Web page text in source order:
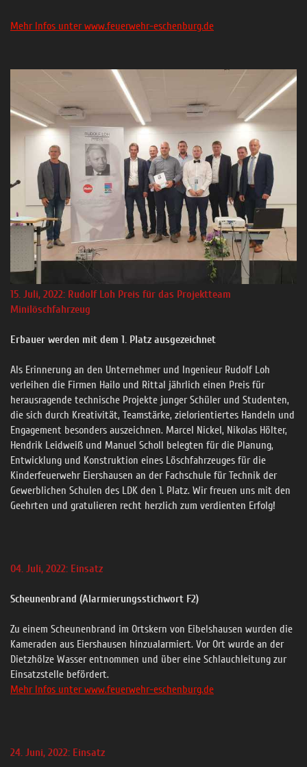
Mehr Infos unter www.feuerwehr-eschenburg.de
15. Juli, 2022: Rudolf Loh Preis für das Projektteam
Minilöschfahrzeug
Erbauer werden mit dem 1. Platz ausgezeichnet
Als Erinnerung an den Unternehmer und Ingenieur Rudolf Loh
verleihen die Firmen Hailo und Rittal jährlich einen Preis für
herausragende technische Projekte junger Schüler und Studenten,
die sich durch Kreativität, Teamstärke, zielorientiertes Handeln und
Engagement besonders auszeichnen. Marcel Nickel, Nikolas Hölter,
Hendrik Leidweiß und Manuel Scholl belegten für die Planung,
Entwicklung und Konstruktion eines Löschfahrzeuges für die
Kinderfeuerwehr Eiershausen an der Fachschule für Technik der
Gewerblichen Schulen des LDK den 1. Platz. Wir freuen uns mit den
Geehrten und gratulieren recht herzlich zum verdienten Erfolg!
04. Juli, 2022: Einsatz
Scheunenbrand (Alarmierungsstichwort F2)
Zu einem Scheunenbrand im Ortskern von Eibelshausen wurden die
Kameraden aus Eiershausen hinzualarmiert. Vor Ort wurde an der
Dietzhölze Wasser entnommen und über eine Schlauchleitung zur
Einsatzstelle befördert.
Mehr Infos unter www.feuerwehr-eschenburg.de
24. Juni, 2022: Einsatz